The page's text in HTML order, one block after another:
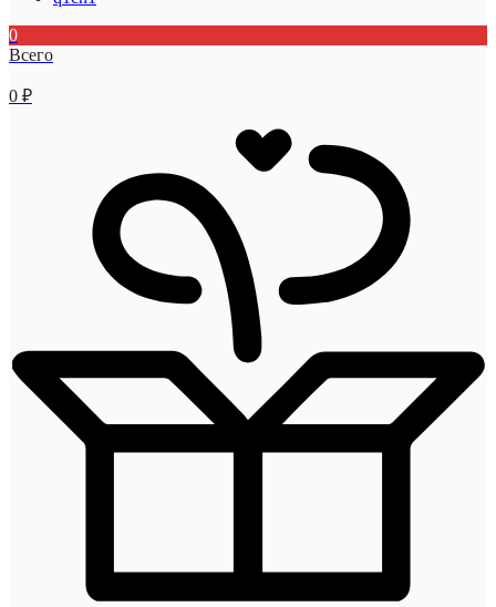
0
Всего
0 ₽